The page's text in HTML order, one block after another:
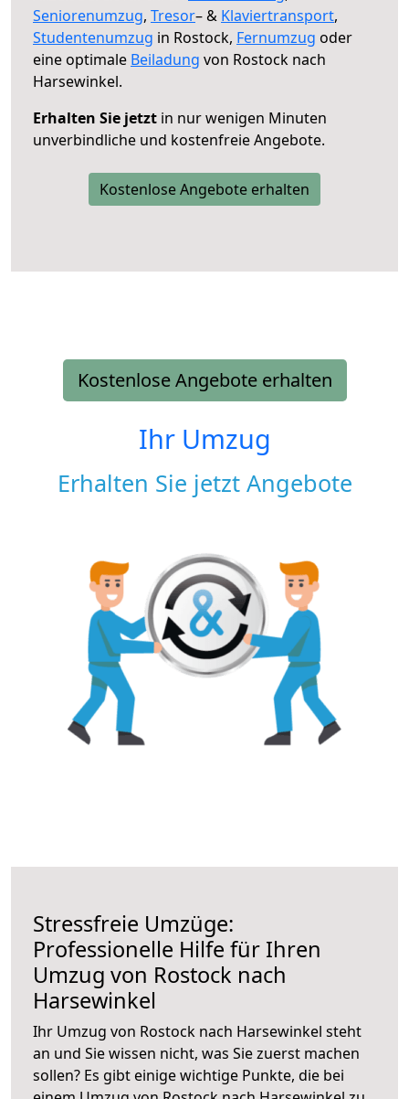
Seniorenumzug, Tresor– & Klaviertransport,
Studentenumzug in Rostock, Fernumzug oder
eine optimale Beiladung von Rostock nach
Harsewinkel.
Erhalten Sie jetzt in nur wenigen Minuten
unverbindliche und kostenfreie Angebote.
Kostenlose Angebote erhalten
Kostenlose Angebote erhalten
Ihr Umzug
Erhalten Sie jetzt Angebote
Stressfreie Umzüge:
Professionelle Hilfe für Ihren
Umzug von Rostock nach
Harsewinkel
Ihr Umzug von Rostock nach Harsewinkel steht
an und Sie wissen nicht, was Sie zuerst machen
sollen? Es gibt einige wichtige Punkte, die bei